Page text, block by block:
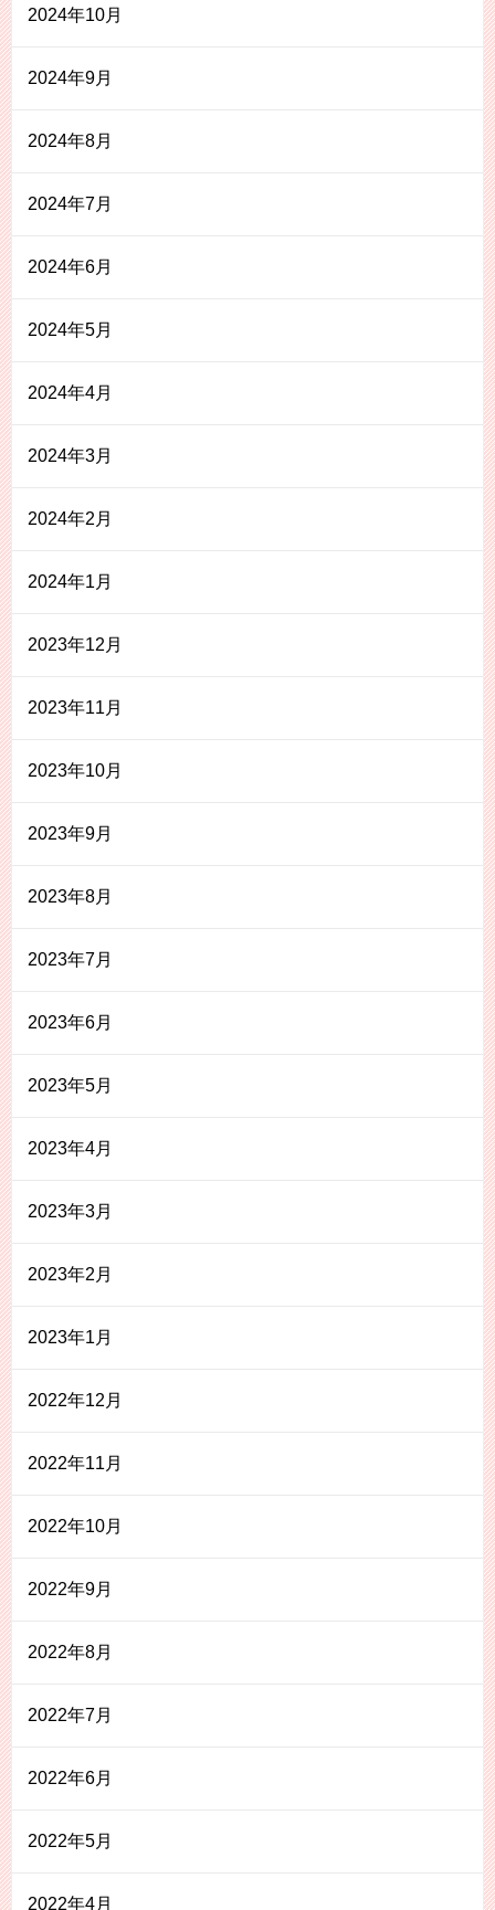
2024年10月
2024年9月
2024年8月
2024年7月
2024年6月
2024年5月
2024年4月
2024年3月
2024年2月
2024年1月
2023年12月
2023年11月
2023年10月
2023年9月
2023年8月
2023年7月
2023年6月
2023年5月
2023年4月
2023年3月
2023年2月
2023年1月
2022年12月
2022年11月
2022年10月
2022年9月
2022年8月
2022年7月
2022年6月
2022年5月
2022年4月